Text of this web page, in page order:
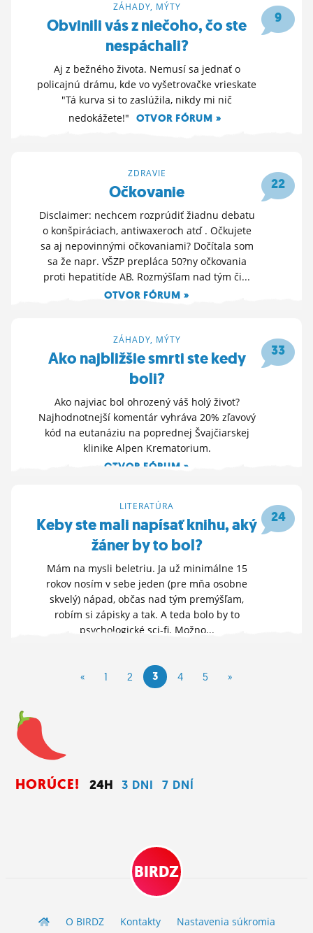
9
ZÁHADY, MÝTY
Obvinili vás z niečoho, čo ste
nespáchali?
Aj z bežného života. Nemusí sa jednať o
policajnú drámu, kde vo vyšetrovačke vrieskate
"Tá kurva si to zaslúžila, nikdy mi nič
nedokážete!"
OTVOR FÓRUM »
22
ZDRAVIE
Očkovanie
Disclaimer: nechcem rozprúdiť žiadnu debatu
o konšpiráciach, antiwaxeroch atď . Očkujete
sa aj nepovinnými očkovaniami? Dočítala som
sa že napr. VŠZP prepláca 50?ny očkovania
proti hepatitíde AB. Rozmýšľam nad tým či...
OTVOR FÓRUM »
33
ZÁHADY, MÝTY
Ako najbližšie smrti ste kedy
boli?
Ako najviac bol ohrozený váš holý život?
Najhodnotnejší komentár vyhráva 20% zľavový
kód na eutanáziu na poprednej Švajčiarskej
klinike Alpen Krematorium.
OTVOR FÓRUM »
24
LITERATÚRA
Keby ste mali napísať knihu, aký
žáner by to bol?
Mám na mysli beletriu. Ja už minimálne 15
rokov nosím v sebe jeden (pre mňa osobne
skvelý) nápad, občas nad tým premýšľam,
robím si zápisky a tak. A teda bolo by to
psychologické sci-fi. Možno...
10. 3. 2026 13:06
« 1 2 3 4 5 »
HORÚCE! 24H 3 DNI 7 DNÍ
BIRDZ
O BIRDZ Kontakty
Nastavenia súkromia